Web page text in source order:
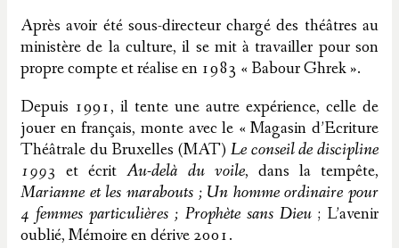
Après avoir été sous-directeur chargé des théâtres au
ministère de la culture, il se mit à travailler pour son
propre compte et réalise en 1983 « Babour Ghrek ».
Depuis 1991, il tente une autre expérience, celle de
jouer en français, monte avec le « Magasin d’Ecriture
Théâtrale du Bruxelles (MAT)Le conseil de discipline
1993 et écritAu-delà du voile, dans la tempête,
Marianne et les marabouts ; Un homme ordinaire pour
4 femmes particulières ; Prophète sans Dieu; L’avenir
oublié, Mémoire en dérive 2001.